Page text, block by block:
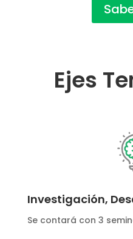
Ejes
Investigación,
Se contará con 3